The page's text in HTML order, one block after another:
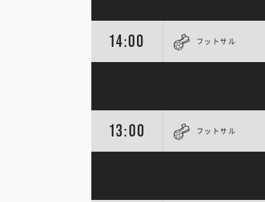
14:00 フットサル
13:00 フットサル